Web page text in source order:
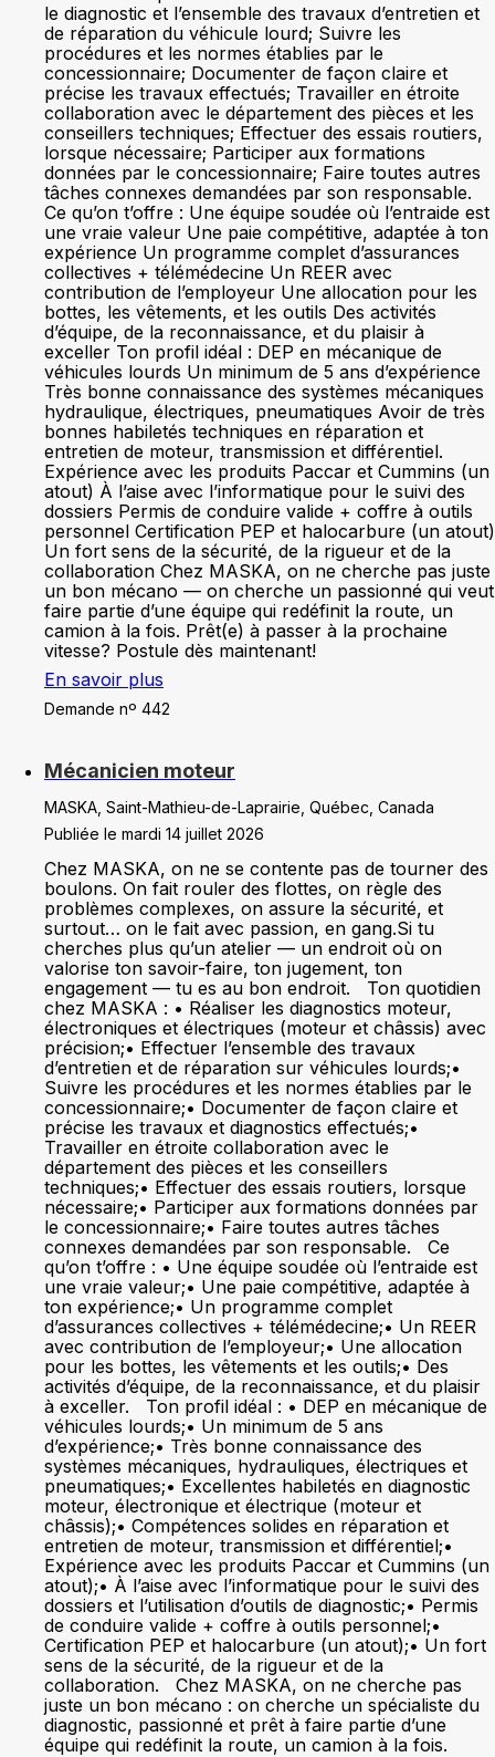
le diagnostic et l’ensemble des travaux d’entretien et
de réparation du véhicule lourd; Suivre les
procédures et les normes établies par le
concessionnaire; Documenter de façon claire et
précise les travaux effectués; Travailler en étroite
collaboration avec le département des pièces et les
conseillers techniques; Effectuer des essais routiers,
lorsque nécessaire; Participer aux formations
données par le concessionnaire; Faire toutes autres
tâches connexes demandées par son responsable.
Ce qu’on t’offre : Une équipe soudée où l’entraide est
une vraie valeur Une paie compétitive, adaptée à ton
expérience Un programme complet d’assurances
collectives + télémédecine Un REER avec
contribution de l’employeur Une allocation pour les
bottes, les vêtements, et les outils Des activités
d’équipe, de la reconnaissance, et du plaisir à
exceller Ton profil idéal : DEP en mécanique de
véhicules lourds Un minimum de 5 ans d’expérience
Très bonne connaissance des systèmes mécaniques
hydraulique, électriques, pneumatiques Avoir de très
bonnes habiletés techniques en réparation et
entretien de moteur, transmission et différentiel.
Expérience avec les produits Paccar et Cummins (un
atout) À l’aise avec l’informatique pour le suivi des
dossiers Permis de conduire valide + coffre à outils
personnel Certification PEP et halocarbure (un atout)
Un fort sens de la sécurité, de la rigueur et de la
collaboration Chez MASKA, on ne cherche pas juste
un bon mécano — on cherche un passionné qui veut
faire partie d’une équipe qui redéfinit la route, un
camion à la fois. Prêt(e) à passer à la prochaine
vitesse? Postule dès maintenant!
En savoir plus
Demande nº 442
Mécanicien moteur
MASKA, Saint-Mathieu-de-Laprairie, Québec, Canada
Publiée le mardi 14 juillet 2026
Chez MASKA, on ne se contente pas de tourner des
boulons. On fait rouler des flottes, on règle des
problèmes complexes, on assure la sécurité, et
surtout… on le fait avec passion, en gang.Si tu
cherches plus qu’un atelier — un endroit où on
valorise ton savoir-faire, ton jugement, ton
engagement — tu es au bon endroit. Ton quotidien
chez MASKA : • Réaliser les diagnostics moteur,
électroniques et électriques (moteur et châssis) avec
précision;• Effectuer l’ensemble des travaux
d’entretien et de réparation sur véhicules lourds;•
Suivre les procédures et les normes établies par le
concessionnaire;• Documenter de façon claire et
précise les travaux et diagnostics effectués;•
Travailler en étroite collaboration avec le
département des pièces et les conseillers
techniques;• Effectuer des essais routiers, lorsque
nécessaire;• Participer aux formations données par
le concessionnaire;• Faire toutes autres tâches
connexes demandées par son responsable. Ce
qu’on t’offre : • Une équipe soudée où l’entraide est
une vraie valeur;• Une paie compétitive, adaptée à
ton expérience;• Un programme complet
d’assurances collectives + télémédecine;• Un REER
avec contribution de l’employeur;• Une allocation
pour les bottes, les vêtements et les outils;• Des
activités d’équipe, de la reconnaissance, et du plaisir
à exceller. Ton profil idéal : • DEP en mécanique de
véhicules lourds;• Un minimum de 5 ans
d’expérience;• Très bonne connaissance des
systèmes mécaniques, hydrauliques, électriques et
pneumatiques;• Excellentes habiletés en diagnostic
moteur, électronique et électrique (moteur et
châssis);• Compétences solides en réparation et
entretien de moteur, transmission et différentiel;•
Expérience avec les produits Paccar et Cummins (un
atout);• À l’aise avec l’informatique pour le suivi des
dossiers et l’utilisation d’outils de diagnostic;• Permis
de conduire valide + coffre à outils personnel;•
Certification PEP et halocarbure (un atout);• Un fort
sens de la sécurité, de la rigueur et de la
collaboration. Chez MASKA, on ne cherche pas
juste un bon mécano : on cherche un spécialiste du
diagnostic, passionné et prêt à faire partie d’une
équipe qui redéfinit la route, un camion à la fois.